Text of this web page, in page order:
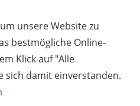
Widerrufsbutton
Streitschlichtung
Bezahlsysteme
Versandtage Cookies
Kt-Inhaber:
unsere Website zu
bestmögliche Online-
Klick auf "Alle
sich damit einverstanden.